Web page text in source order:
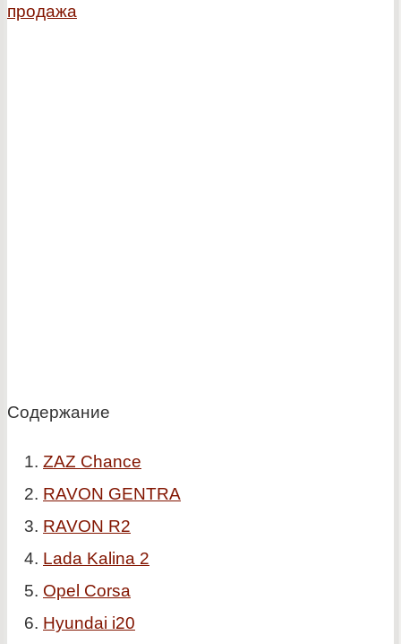
продажа
Содержание
ZAZ Chance
RAVON GENTRA
RAVON R2
Lada Kalina 2
Opel Corsa
Hyundai i20